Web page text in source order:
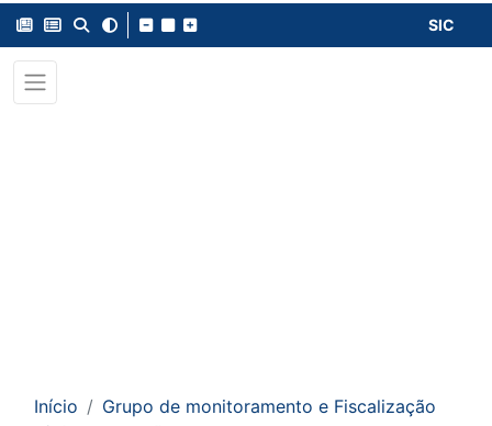
SIC
Início
Grupo de monitoramento e Fiscalização